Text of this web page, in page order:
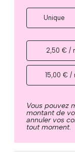
Unique
2,50 € /
15,00 € /
Vous pouvez
montant de
annuler vos
tout moment.